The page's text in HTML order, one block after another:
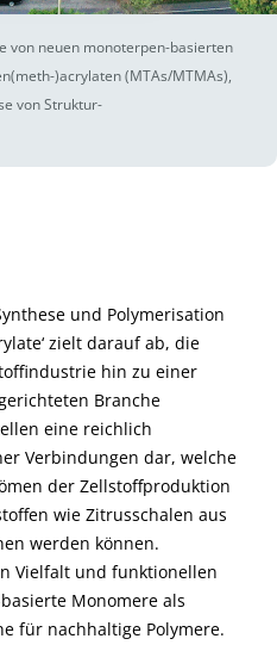
von neuen monoterpen-basierten
)acrylaten (MTAs/MTMAs),
von Struktur-
und Polymerisation
zielt darauf ab, die
hin zu einer
Branche
eine reichlich
Verbindungen dar, welche
der Zellstoffproduktion
wie Zitrusschalen aus
werden können.
Vielfalt und funktionellen
Monomere als
für nachhaltige Polymere.